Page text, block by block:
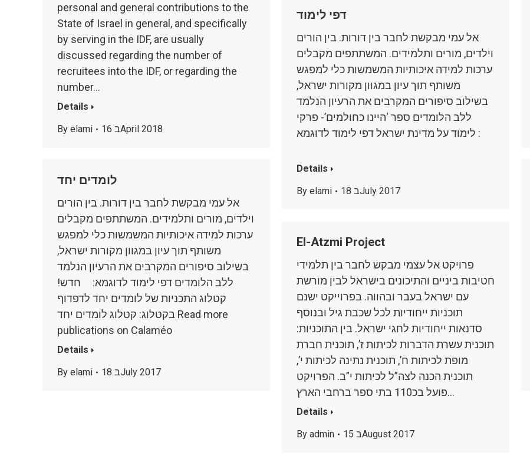
personal and general contributions to the
State of Israel in general, and specifically
by serving in the IDF, are usually
discussed regarding the number of
recruitees into the IDF, or regarding the
number…
Details
By elami 16 בApril 2018
דפי לימוד
אל עמי מבקשת לחבר בין דורות. בין הורים
וילדים, מורים ותלמידים. המשתתפים מקבלים
ערכות למידה איכותיות המשמשות כלי למפגש
משותף תוך עיון במגוון מקורות ישראל,
בשילוב סיפורים המקרבים את הרעיון הנלמד
ללב הלומדים ספר ‘היינו כחולמים’- פרקי
לימוד על מדינת ישראל דפי לימוד לדוגמא :
Details
By elami 18 בJuly 2017
לומדים יחד
אל עמי מבקשת לחבר בין דורות. בין הורים
וילדים, מורים ותלמידים. המשתתפים מקבלים
ערכות למידה איכותיות המשמשות כלי למפגש
משותף תוך עיון במגוון מקורות ישראל,
בשילוב סיפורים המקרבים את הרעיון הנלמד
ללב הלומדים דפי לימוד לדוגמא: חדש!
קטלוג התכניות של לומדים יחד לדפדוף
בקטלוג: קטלוג לומדים יחד Read more
publications on Calaméo
Details
By elami 18 בJuly 2017
El-Atzmi Project
פרויקט אל עצמי מבקש לחבר בין תלמידי
חטיבות ביניים והתיכונים בישראל לבין מורשת
עם ישראל בעבר ובהווה. בפרוייקט ישנם
תוכניות ייחודיות לכל שכבת גיל ובנוסף
סדנאות ייחודיות לחגי ישראל. בין התוכניות:
תוכנית עשרת הדברות לכיתות ז’, תוכנית חברת
מופת לכיתות ח’, תוכנית נתינה לכיתות י’,
תוכנית הכנה לצה”ל לכיתות י”ב. הפרויקט
פועל בכ110 בתי ספר ברחבי הארץ…
Details
By admin 15 בAugust 2017